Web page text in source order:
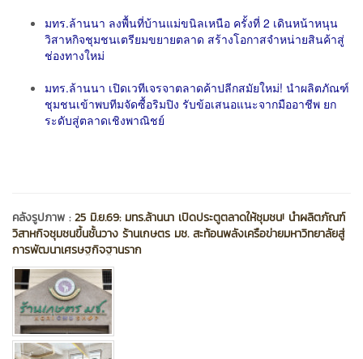
มทร.ล้านนา ลงพื้นที่บ้านแม่ขนิลเหนือ ครั้งที่ 2 เดินหน้าหนุน
วิสาหกิจชุมชนเตรียมขยายตลาด สร้างโอกาสจำหน่ายสินค้าสู่
ช่องทางใหม่
มทร.ล้านนา เปิดเวทีเจรจาตลาดค้าปลีกสมัยใหม่! นำผลิตภัณฑ์
ชุมชนเข้าพบทีมจัดซื้อริมปิง รับข้อเสนอแนะจากมืออาชีพ ยก
ระดับสู่ตลาดเชิงพาณิชย์
คลังรูปภาพ :25 มิ.ย.69: มทร.ล้านนา เปิดประตูตลาดให้ชุมชน! นำผลิตภัณฑ์
วิสาหกิจชุมชนขึ้นชั้นวาง ร้านเกษตร มช. สะท้อนพลังเครือข่ายมหาวิทยาลัยสู่
การพัฒนาเศรษฐกิจฐานราก